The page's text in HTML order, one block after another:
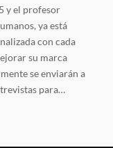
y el profesor
ya está
con cada
su marca
se enviarán a
para…